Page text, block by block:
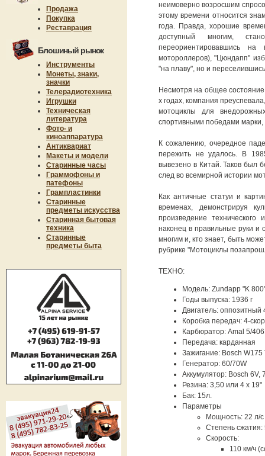
Продажа
Покупка
Реставрация
Блошиный рынок
Инструменты
Монеты, знаки,
значки
Телерадиотехника
Игрушки
Техническая
литература
Фото- и
киноаппаратура
Антиквариат
Макеты и модели
Старинные часы
Граммофоны и
патефоны
Грампластинки
Старинные
предметы искусства
Старинная бытовая
техника
Старинные
предметы быта
неимоверно возросшим
этому времени относится
года. Правда, хорошие
доступный многим,
переориентировавшись
мотороллеров), "Цюндапп"
"на плаву", но и
Несмотря на общее
х годах, компания
мотоциклы для
спортивными победами
К сожалению, очередное
пережить не удалось. В
вывезено в Китай. Таков был
след во всемирной истории
Как античные статуи и
временах, демонстрируя
произведение
наконец в правильные руки и
многим и, кто знает, быть
рубрике "Мотоциклы
ТЕХНО:
Модель: Zundapp "K
Годы выпуска: 1936 г
Двигатель:
Коробка передач: 4-
Карбюратор: Amal 5/
Передача: карданная
Зажигание: Bosch W175
Генератор: 60/70W
Аккумулятор: Bosch 6V,
Резина: 3,50 или 4 х 19"
Бак: 15л.
Параметры
Мощность: 22 л/
Степень сжатия:
Скорость:
110 км/ч